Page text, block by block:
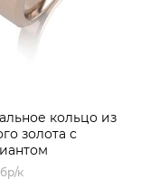
кольцо из
золота с
к